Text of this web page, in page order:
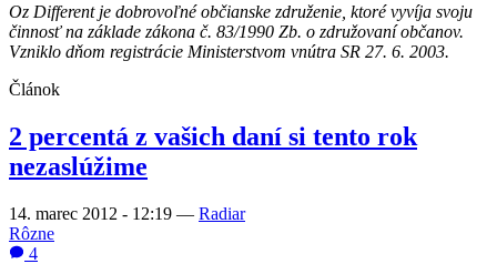
Oz Different je dobrovoľné občianske združenie, ktoré vyvíja svoju
činnosť na základe zákona č. 83/1990 Zb. o združovaní občanov.
Vzniklo dňom registrácie Ministerstvom vnútra SR 27. 6. 2003.
Článok
2 percentá z vašich daní si tento rok
nezaslúžime
14. marec 2012 - 12:19 — Radiar
Rôzne
4